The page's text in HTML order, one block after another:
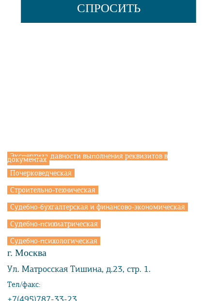
Экспертиза давности выполнения реквизитов в
документах
Почерковедческая
Строительно-техническая
Судебно-бухгалтерская и финансово-экономическая
Судебно-психиатрическая
Судебно-психологическая
г. Москва
Ул. Матросская Тишина, д.23, стр. 1.
Тел/факс: